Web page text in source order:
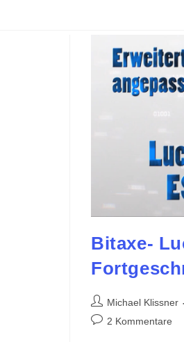
Bitaxe-
Beitrags-
Autor:
Michael Klissner
Beitrags-
2 Kommentare